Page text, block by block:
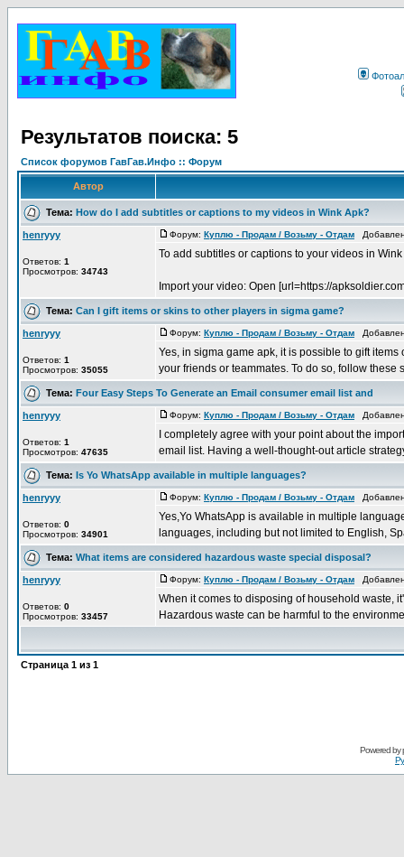
Результатов поиска: 5
Список форумов ГавГав.Инфо :: Форум
Автор
Тема: How do I add subtitles or captions to my videos in Wink Apk?
henryyy
Ответов: 1
Просмотров: 34743
Форум: Куплю - Продам / Возьму - Отдам
To add subtitles or captions to your videos in
Import your video: Open [url=https://
Тема: Can I gift items or skins to other players in sigma game?
henryyy
Ответов: 1
Просмотров: 35055
Форум: Куплю - Продам / Возьму - Отдам
Yes, in sigma game apk, it is possible to gift
your friends or teammates. To do so, follow these
Тема: Four Easy Steps To Generate an Email consumer email list and
henryyy
Ответов: 1
Просмотров: 47635
Форум: Куплю - Продам / Возьму - Отдам
I completely agree with your point about the
email list. Having a well-thought-out article
Тема: Is Yo WhatsApp available in multiple languages?
henryyy
Ответов: 0
Просмотров: 34901
Форум: Куплю - Продам / Возьму - Отдам
Yes,Yo WhatsApp is available in multiple
languages, including but not limited to English,
Тема: What items are considered hazardous waste special disposal?
henryyy
Ответов: 0
Просмотров: 33457
Форум: Куплю - Продам / Возьму - Отдам
When it comes to disposing of household waste,
Hazardous waste can be harmful to the
Страница 1 из 1
Powered by